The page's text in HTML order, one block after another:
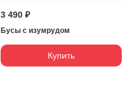
3 490 ₽
Бусы с изумрудом
Купить